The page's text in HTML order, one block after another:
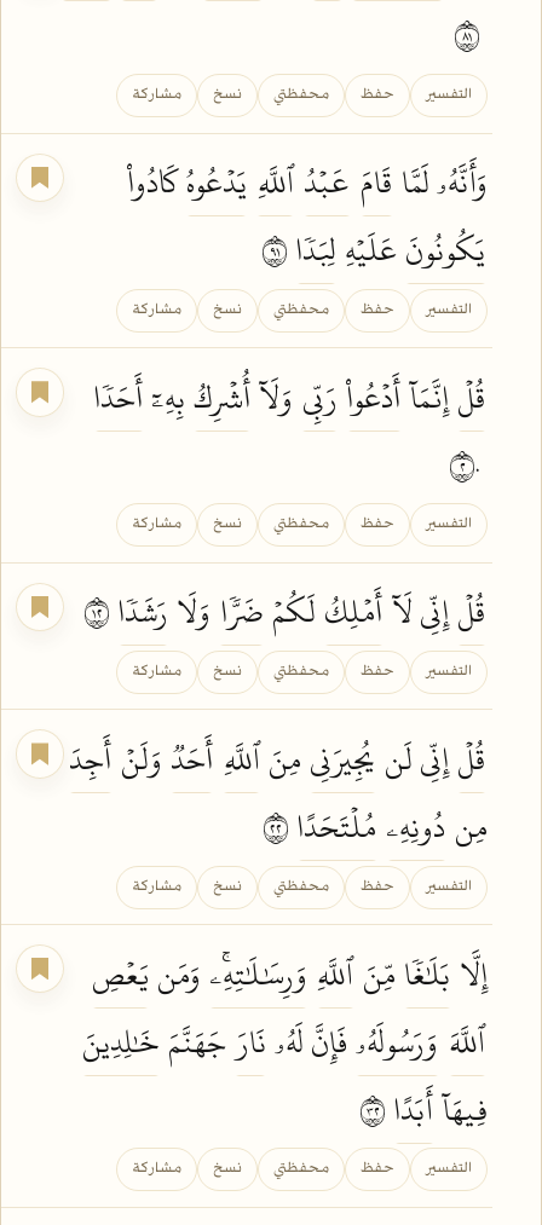
التفسير حفظ محفظتي نسخ مشاركة
وَأَنَّهُۥ لَمَّا قَامَ عَبۡدُٱللَّهِ يَدۡعُوهُكَادُواْ
يَكُونُونَعَلَيۡهِلِبَدٗا
التفسير حفظ محفظتي نسخ مشاركة
قُلۡإِنَّمَآأَدۡعُواْ رَبِّي وَلَآأُشۡرِكُبِهِۦٓأَحَدٗا
التفسير حفظ محفظتي نسخ مشاركة
قُلۡإِنِّي لَآأَمۡلِكُلَكُمۡضَرّٗا وَلَا رَشَدٗا
التفسير حفظ محفظتي نسخ مشاركة
قُلۡإِنِّي لَن يُجِيرَنِيمِنَٱللَّهِ أَحَدٞ وَلَنۡأَجِدَ
مِن دُونِهِۦ مُلۡتَحَدًا
التفسير حفظ محفظتي نسخ مشاركة
إِلَّا بَلَٰغٗامِّنَٱللَّهِ وَرِسَٰلَٰتِهِۦۚ وَمَنيَعۡصِ
ٱللَّهَ وَرَسُولَهُۥفَإِنَّ لَهُۥنَارَجَهَنَّمَخَٰلِدِينَ
فِيهَآأَبَدًا
التفسير حفظ محفظتي نسخ مشاركة